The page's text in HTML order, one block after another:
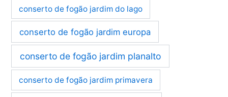
conserto de fogão jardim do lago
conserto de fogão jardim europa
conserto de fogão jardim planalto
conserto de fogão jardim primavera